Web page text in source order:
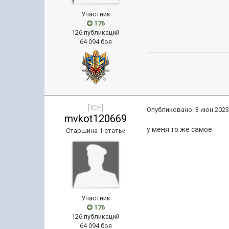
Участник
176
126 публикаций
64 094 боя
[ICE]
mvkot120669
Старшина 1 статьи
Участник
176
126 публикаций
64 094 боя
Опубликовано:3 июн
у меня то же самое